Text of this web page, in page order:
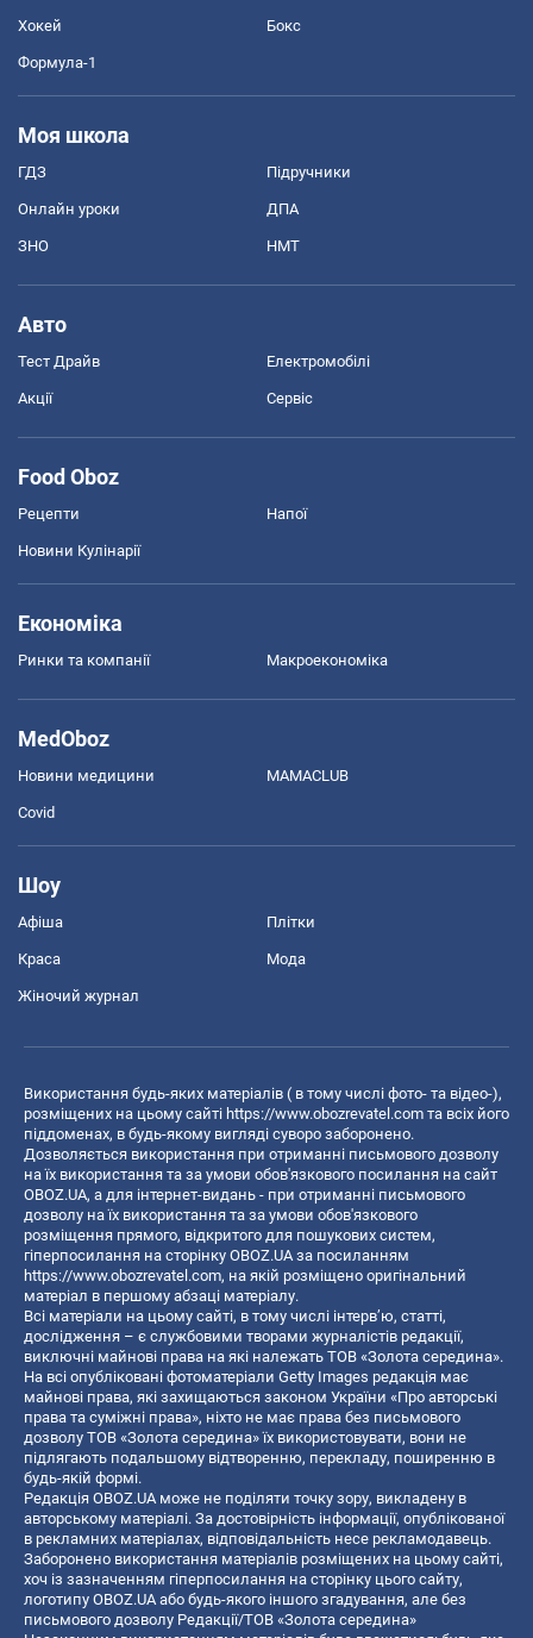
Хокей Бокс
Формула-1
Моя школа
ГДЗ Підручники
Онлайн уроки ДПА
ЗНО НМТ
Авто
Тест Драйв Електромобілі
Акції Сервіс
Food Oboz
Рецепти Напої
Новини Кулінарії
Економіка
Ринки та компанії Макроекономіка
MedOboz
Новини медицини MAMACLUB
Covid
Шоу
Афіша Плітки
Краса Мода
Жіночий журнал
Використання будь-яких матеріалів ( в тому числі фото- та відео-),
розміщених на цьому сайті https://www.obozrevatel.com та всіх його
піддоменах, в будь-якому вигляді суворо заборонено.
Дозволяється використання при отриманні письмового дозволу
на їх використання та за умови обов'язкового посилання на сайт
OBOZ.UA, а для інтернет-видань - при отриманні письмового
дозволу на їх використання та за умови обов'язкового
розміщення прямого, відкритого для пошукових систем,
гіперпосилання на сторінку OBOZ.UA за посиланням
https://www.obozrevatel.com, на якій розміщено оригінальний
матеріал в першому абзаці матеріалу.
Всі матеріали на цьому сайті, в тому числі інтерв’ю, статті,
дослідження – є службовими творами журналістів редакції,
виключні майнові права на які належать ТОВ «Золота середина».
На всі опубліковані фотоматеріали Getty Images редакція має
майнові права, які захищаються законом України «Про авторські
права та суміжні права», ніхто не має права без письмового
дозволу ТОВ «Золота середина» їх використовувати, вони не
підлягають подальшому відтворенню, перекладу, поширенню в
будь-якій формі.
Редакція OBOZ.UA може не поділяти точку зору, викладену в
авторському матеріалі. За достовірність інформації, опублікованої
в рекламних матеріалах, відповідальність несе рекламодавець.
Заборонено використання матеріалів розміщених на цьому сайті,
хоч із зазначенням гіперпосилання на сторінку цього сайту,
логотипу OBOZ.UA або будь-якого іншого згадування, але без
письмового дозволу Редакції/ТОВ «Золота середина»